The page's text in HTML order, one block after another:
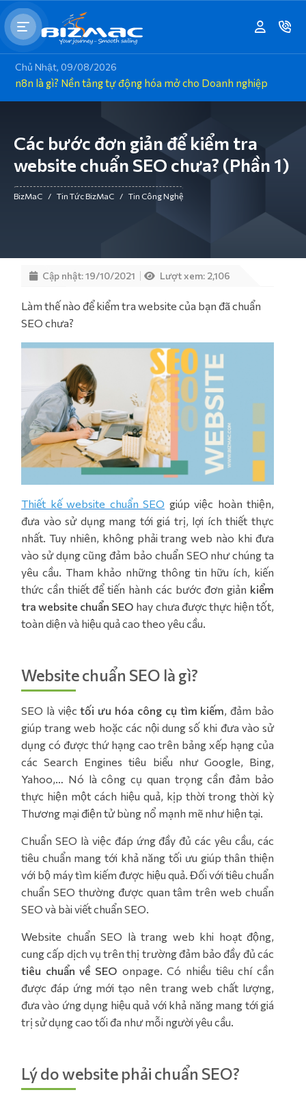
Chủ Nhật, 09/08/2026
n8n là gì? Nền tảng tự động hóa mở cho Doanh nghiệp
Các bước đơn giản để kiểm tra
website chuẩn SEO chưa? (Phần 1)
BizMaC / Tin Tức BizMaC / Tin Công Nghệ
Cập nhật: 19/10/2021 Lượt xem: 2,106
Làm thế nào để kiểm tra website của bạn đã chuẩn
SEO chưa?
Thiết kế website chuẩn SEO giúp việc hoàn thiện,
đưa vào sử dụng mang tới giá trị, lợi ích thiết thực
nhất. Tuy nhiên, không phải trang web nào khi đưa
vào sử dụng cũng đảm bảo chuẩn SEO như chúng ta
yêu cầu. Tham khảo những thông tin hữu ích, kiến
thức cần thiết để tiến hành các bước đơn giản kiểm
tra website chuẩn SEO hay chưa được thực hiện tốt,
toàn diện và hiệu quả cao theo yêu cầu.
Website chuẩn SEO là gì?
SEO là việctối ưu hóa công cụ tìm kiếm, đảm bảo
giúp trang web hoặc các nội dung số khi đưa vào sử
dụng có được thứ hạng cao trên bảng xếp hạng của
các Search Engines tiêu biểu như Google, Bing,
Yahoo,… Nó là công cụ quan trọng cần đảm bảo
thực hiện một cách hiệu quả, kịp thời trong thời kỳ
Thương mại điện tử bùng nổ mạnh mẽ như hiện tại.
Chuẩn SEO là việc đáp ứng đầy đủ các yêu cầu, các
tiêu chuẩn mang tới khả năng tối ưu giúp thân thiện
với bộ máy tìm kiếm được hiệu quả. Đối với tiêu chuẩn
chuẩn SEO thường được quan tâm trên web chuẩn
SEO và bài viết chuẩn SEO.
Website chuẩn SEO là trang web khi hoạt động,
cung cấp dịch vụ trên thị trường đảm bảo đầy đủ các
tiêu chuẩn về SEO onpage. Có nhiều tiêu chí cần
được đáp ứng mới tạo nên trang web chất lượng,
đưa vào ứng dụng hiệu quả với khả năng mang tới giá
trị sử dụng cao tối đa như mỗi người yêu cầu.
Lý do website phải chuẩn SEO?